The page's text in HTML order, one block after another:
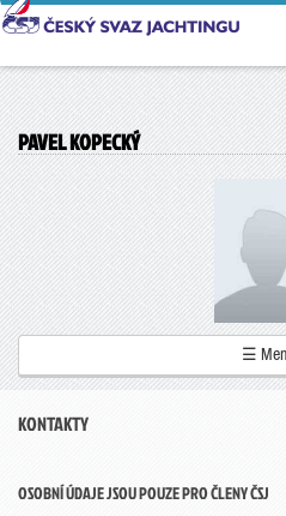
PAVEL KOPECKÝ
☰
KONTAKTY
OSOBNÍ ÚDAJE JSOU POUZE PRO ČLENY ČSJ